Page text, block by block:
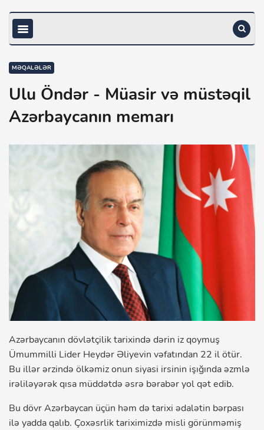
MƏQALƏLƏR
Ulu Öndər - Müasir və müstəqil
Azərbaycanın memarı
Azərbaycanın dövlətçilik tarixində dərin iz qoymuş
Ümummilli Lider Heydər Əliyevin vəfatından 22 il ötür.
Bu illər ərzində ölkəmiz onun siyasi irsinin işığında əzmlə
irəliləyərək qısa müddətdə əsrə bərabər yol qət edib.
Bu dövr Azərbaycan üçün həm də tarixi ədalətin bərpası
ilə yadda qalıb. Çoxəsrlik tariximizdə misli görünməmiş